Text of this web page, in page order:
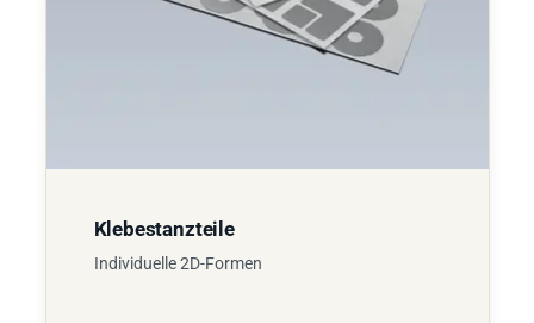
Klebestanzteile
Individuelle 2D-Formen